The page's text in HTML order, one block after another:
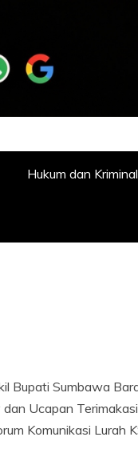
Hukum dan Kriminal